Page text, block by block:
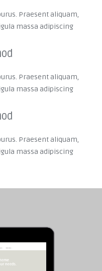
Praesent aliquam,
massa adipiscing
Praesent aliquam,
massa adipiscing
Praesent aliquam,
massa adipiscing